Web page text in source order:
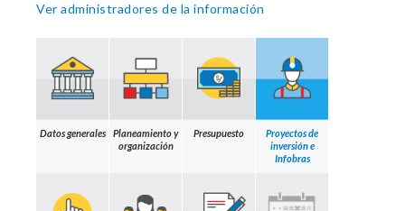
Ver administradores de la información
Datos generales
Planeamiento y
organización
Presupuesto
Proyectos de
inversión e
Infobras